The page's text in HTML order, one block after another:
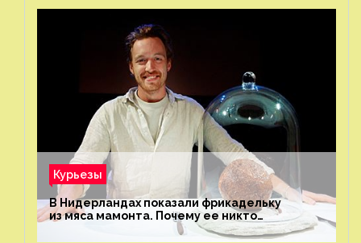
Курьезы
В Нидерландах показали фрикадельку
из мяса мамонта. Почему ее никто